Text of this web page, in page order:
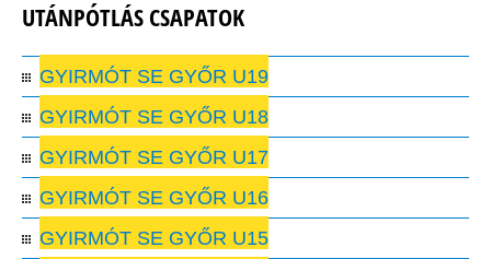
UTÁNPÓTLÁS CSAPATOK
GYIRMÓT SE GYŐR U19
GYIRMÓT SE GYŐR U18
GYIRMÓT SE GYŐR U17
GYIRMÓT SE GYŐR U16
GYIRMÓT SE GYŐR U15